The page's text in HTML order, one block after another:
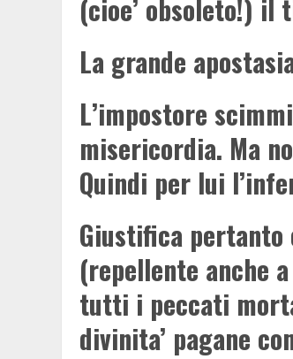
(cioe’ obsoleto!)
La grande
L’impostore
misericordia. Ma
Quindi per lui
Giustifica
(repellente anche
tutti i peccati
divinita’ pagane